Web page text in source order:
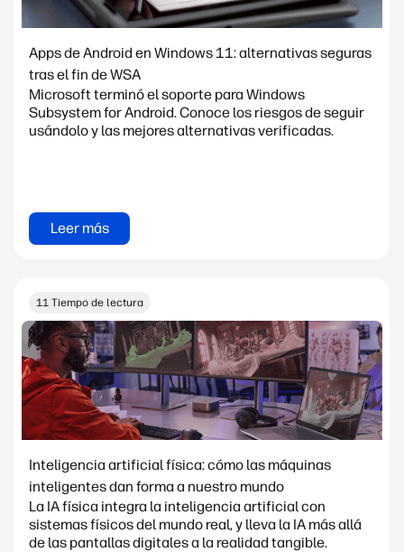
Apps de Android en Windows 11: alternativas seguras
tras el fin de WSA
Microsoft terminó el soporte para Windows
Subsystem for Android. Conoce los riesgos de seguir
usándolo y las mejores alternativas verificadas.
Leer más
11 Tiempo de lectura
Inteligencia artificial física: cómo las máquinas
inteligentes dan forma a nuestro mundo
La IA física integra la inteligencia artificial con
sistemas físicos del mundo real, y lleva la IA más allá
de las pantallas digitales a la realidad tangible.